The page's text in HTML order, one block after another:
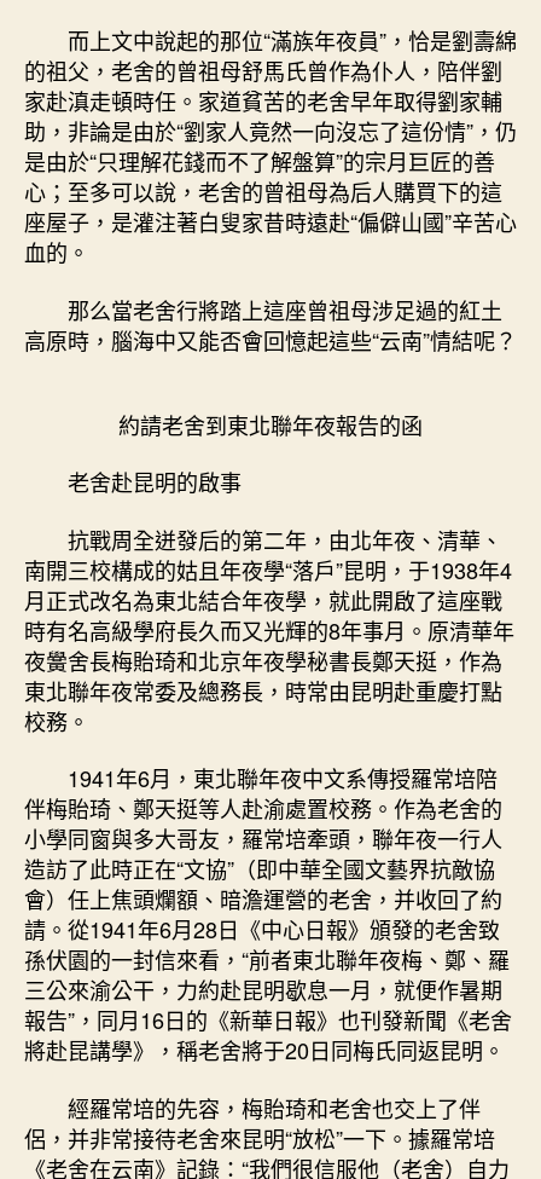
而上文中說起的那位“滿族年夜員”，恰是劉壽綿
的祖父，老舍的曾祖母舒馬氏曾作為仆人，陪伴劉
家赴滇走頓時任。家道貧苦的老舍早年取得劉家輔
助，非論是由於“劉家人竟然一向沒忘了這份情”，仍
是由於“只理解花錢而不了解盤算”的宗月巨匠的善
心；至多可以說，老舍的曾祖母為后人購買下的這
座屋子，是灌注著白叟家昔時遠赴“偏僻山國”辛苦心
血的。
那么當老舍行將踏上這座曾祖母涉足過的紅土
高原時，腦海中又能否會回憶起這些“云南”情結呢？
約請老舍到東北聯年夜報告的函
老舍赴昆明的啟事
抗戰周全迸發后的第二年，由北年夜、清華、
南開三校構成的姑且年夜學“落戶”昆明，于1938年4
月正式改名為東北結合年夜學，就此開啟了這座戰
時有名高級學府長久而又光輝的8年事月。原清華年
夜黌舍長梅貽琦和北京年夜學秘書長鄭天挺，作為
東北聯年夜常委及總務長，時常由昆明赴重慶打點
校務。
1941年6月，東北聯年夜中文系傳授羅常培陪
伴梅貽琦、鄭天挺等人赴渝處置校務。作為老舍的
小學同窗與多大哥友，羅常培牽頭，聯年夜一行人
造訪了此時正在“文協”（即中華全國文藝界抗敵協
會）任上焦頭爛額、暗澹運營的老舍，并收回了約
請。從1941年6月28日《中心日報》頒發的老舍致
孫伏園的一封信來看，“前者東北聯年夜梅、鄭、羅
三公來渝公干，力約赴昆明歇息一月，就便作暑期
報告”，同月16日的《新華日報》也刊發新聞《老舍
將赴昆講學》，稱老舍將于20日同梅氏同返昆明。
經羅常培的先容，梅貽琦和老舍也交上了伴
侶，并非常接待老舍來昆明“放松”一下。據羅常培
《老舍在云南》記錄：“我們很信服他（老舍）自力